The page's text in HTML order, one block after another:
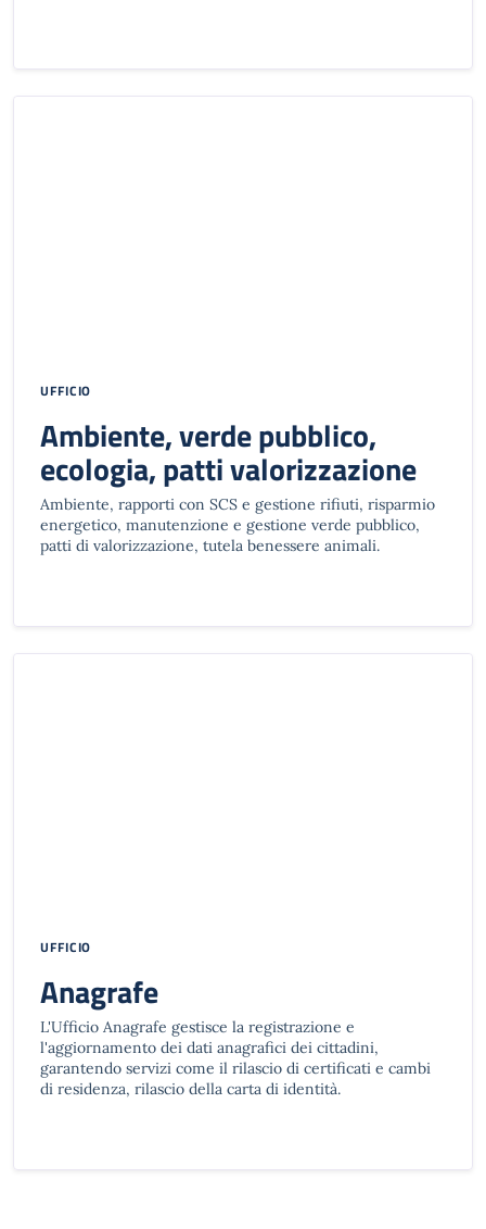
UFFICIO
Ambiente, verde pubblico,
ecologia, patti valorizzazione
Ambiente, rapporti con SCS e gestione rifiuti, risparmio
energetico, manutenzione e gestione verde pubblico,
patti di valorizzazione, tutela benessere animali.
UFFICIO
Anagrafe
L'Ufficio Anagrafe gestisce la registrazione e
l'aggiornamento dei dati anagrafici dei cittadini,
garantendo servizi come il rilascio di certificati e cambi
di residenza, rilascio della carta di identità.